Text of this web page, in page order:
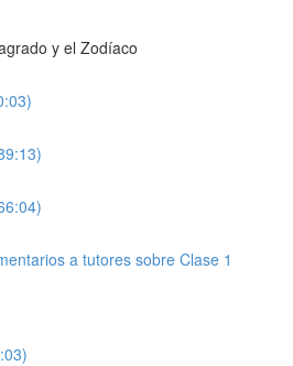
y el Zodíaco
a tutores sobre Clase 1